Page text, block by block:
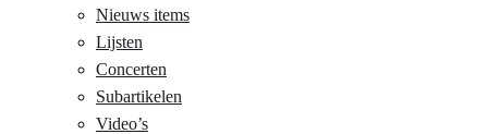
Nieuws items
Lijsten
Concerten
Subartikelen
Video’s